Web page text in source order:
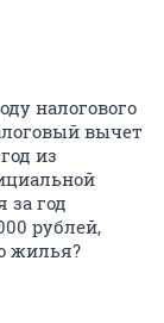
налогового
вычет
из
за год
рублей,
жилья?